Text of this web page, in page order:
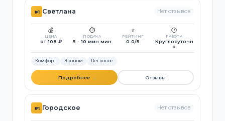
#1 Светлана Нет отзывов
💰
ЦЕНА
от 108 ₽
⏱️
ПОДАЧА
5 - 10 мин мин
⭐
РЕЙТИНГ
0.0/5
🕐
РАБОТА
Круглосуточн
о
Комфорт Эконом Легковое
Подробнее Отзывы
#1 Городское Нет отзывов